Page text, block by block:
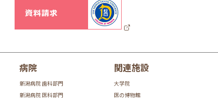
病院
新潟病院 歯科部門
新潟病院 医科部門
関連施設
大学院
医の博物館